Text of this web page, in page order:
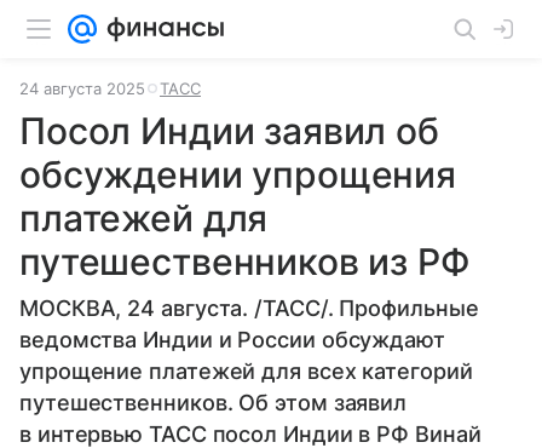
24 августа 2025 ТАСС
Посол Индии заявил об
обсуждении упрощения
платежей для
путешественников из РФ
МОСКВА, 24 августа. /ТАСС/. Профильные
ведомства Индии и России обсуждают
упрощение платежей для всех категорий
путешественников. Об этом заявил
в интервью ТАСС посол Индии в РФ Винай